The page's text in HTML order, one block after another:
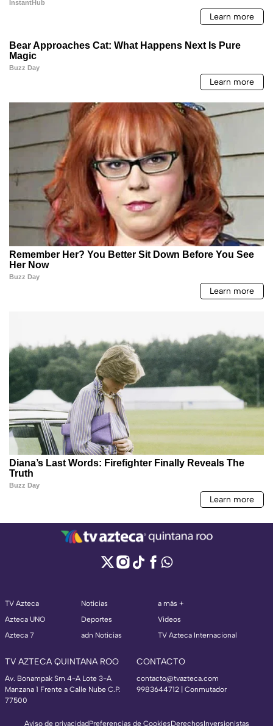
TV Azteca
Azteca UNO
Azteca 7
Noticias
Deportes
adn Noticias
a más +
Videos
TV Azteca Internacional
TV AZTECA QUINTANA ROO
Av. Bonampak Sm 4-A Lote 3-A
Manzana 1 Frente a Calle Nube C.P.
77500
CONTACTO
contacto@tvazteca.com
9983644712 | Conmutador
Aviso de privacidadPreferencias de CookiesDerechosInversionistas